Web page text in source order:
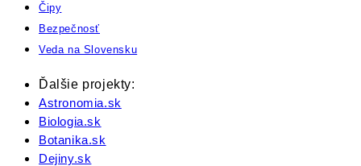
Čipy
Bezpečnosť
Veda na Slovensku
Ďalšie projekty:
Astronomia.sk
Biologia.sk
Botanika.sk
Dejiny.sk